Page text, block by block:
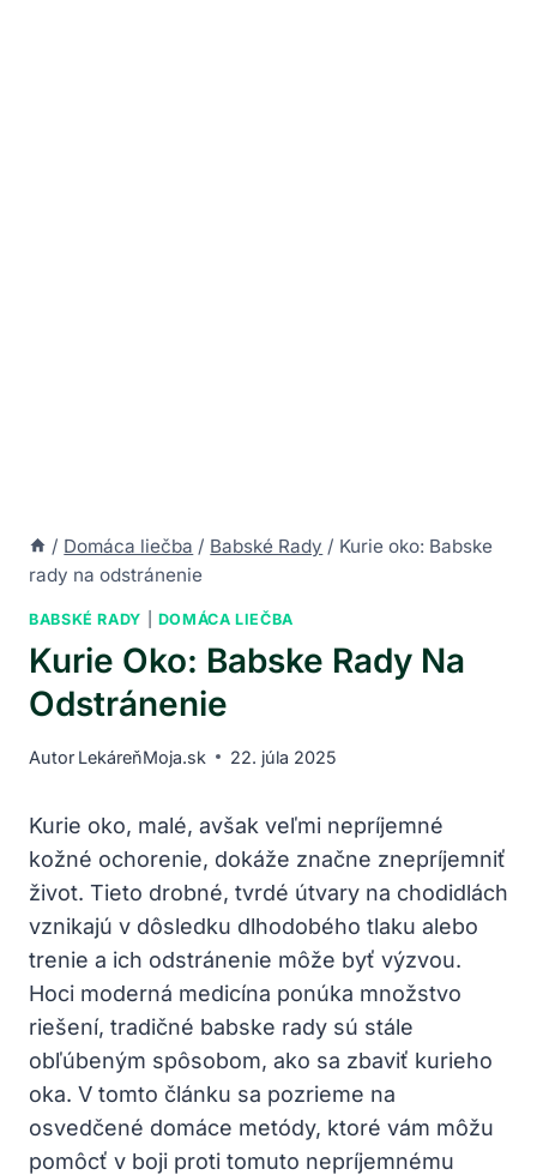
/ Domáca liečba / Babské Rady / Kurie oko: Babske
rady na odstránenie
BABSKÉ RADY DOMÁCA LIEČBA
Kurie Oko: Babske Rady Na
Odstránenie
Autor LekáreňMoja.sk 22. júla 2025
Kurie oko, malé, avšak veľmi nepríjemné
kožné ochorenie, dokáže značne znepríjemniť
život. Tieto drobné, tvrdé útvary na chodidlách
vznikajú v dôsledku dlhodobého tlaku alebo
trenie a ich odstránenie môže byť výzvou.
Hoci moderná medicína ponúka množstvo
riešení, tradičné babske rady sú stále
obľúbeným spôsobom, ako sa zbaviť kurieho
oka. V tomto článku sa pozrieme na
osvedčené domáce metódy, ktoré vám môžu
pomôcť v boji proti tomuto nepríjemnému